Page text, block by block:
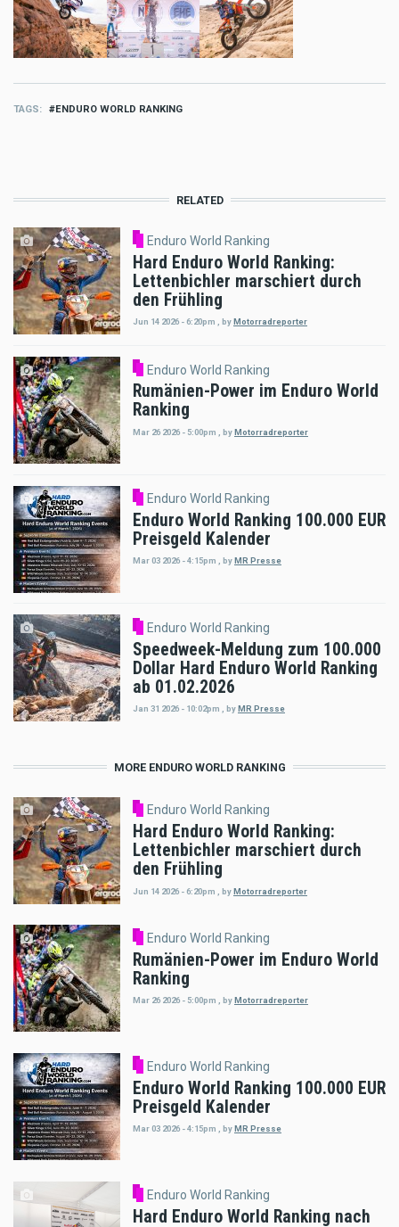
TAGS ENDURO WORLD RANKING
RELATED
Enduro World Ranking
Hard Enduro World Ranking:
Lettenbichler marschiert durch
den Frühling
Jun 14 2026 - 6:20pm byMotorradreporter
Enduro World Ranking
Rumänien-Power im Enduro World
Ranking
Mar 26 2026 - 5:00pm byMotorradreporter
Enduro World Ranking
Enduro World Ranking 100.000 EUR
Preisgeld Kalender
Mar 03 2026 - 4:15pm , by MR Presse
Enduro World Ranking
Speedweek-Meldung zum 100.000
Dollar Hard Enduro World Ranking
ab 01.02.2026
Jan 31 2026 - 10:02pm , byMR Presse
MORE ENDURO WORLD RANKING
Enduro World Ranking
Hard Enduro World Ranking:
Lettenbichler marschiert durch
den Frühling
Jun 14 2026 - 6:20pm byMotorradreporter
Enduro World Ranking
Rumänien-Power im Enduro World
Ranking
Mar 26 2026 - 5:00pm , by Motorradreporter
Enduro World Ranking
Enduro World Ranking 100.000 EUR
Preisgeld Kalender
Mar 03 2026 - 4:15pm byMR Presse
Enduro World Ranking
Hard Enduro World Ranking nach